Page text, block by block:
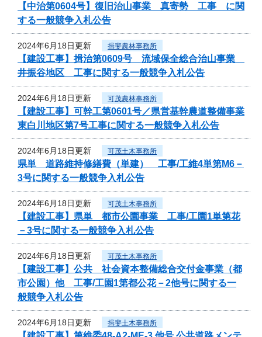
【中治第0604号】復旧治山事業 真寄勢 工事 に関
する一般競争入札公告
2024年6月18日更新 揖斐農林事務所
【建設工事】揖治第0609号 流域保全総合治山事業
井振谷地区 工事に関する一般競争入札公告
2024年6月18日更新 可茂農林事務所
【建設工事】可幹工第0601号／県営基幹農道整備事業
東白川地区第7号工事に関する一般競争入札公告
2024年6月18日更新 可茂土木事務所
県単 道路維持修繕費（単建） 工事/工維4単第M6－
3号に関する一般競争入札公告
2024年6月18日更新 可茂土木事務所
【建設工事】県単 都市公園事業 工事/工園1単第花
－3号に関する一般競争入札公告
2024年6月18日更新 可茂土木事務所
【建設工事】公共 社会資本整備総合交付金事業（都
市公園）他 工事/工園1第都公花－2他号に関する一
般競争入札公告
2024年6月18日更新 揖斐土木事務所